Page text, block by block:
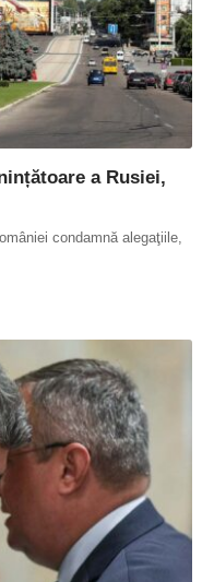
a Rusiei,
condamnă alegaţiile,